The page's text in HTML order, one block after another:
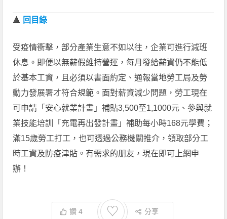
🔺 回目錄
受疫情衝擊，部分產業生意不如以往，企業可進行減班
休息。即便以無薪假維持營運，每月發給薪資仍不能低
於基本工資，且必須以書面約定、通報當地勞工局及勞
動力發展署才符合規範。面對薪資減少問題，勞工現在
可申請「安心就業計畫」補貼3,500至1,1000元、參與就
業技能培訓「充電再出發計畫」補助每小時168元學費；
滿15歲勞工打工，也可透過公務機關推介，領取部分工
時工資及防疫津貼。有需求的朋友，現在即可上網申
辦！
讚4 ♡ 分享